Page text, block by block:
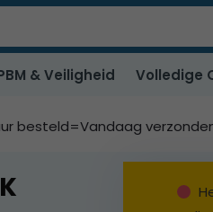
& Veiligheid Volledige
besteld=Vandaag